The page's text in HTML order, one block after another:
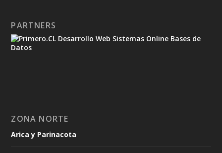
PARTNERS
ZONA NORTE
Arica y Parinacota